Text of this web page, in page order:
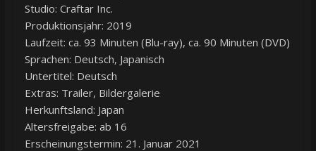
Studio: Craftar Inc.
Produktionsjahr: 2019
Laufzeit: ca. 93 Minuten (Blu-ray), ca. 90 Minuten (DVD)
Sprachen: Deutsch, Japanisch
Untertitel: Deutsch
Extras: Trailer, Bildergalerie
Herkunftsland: Japan
Altersfreigabe: ab 16
Erscheinungstermin: 21. Januar 2021